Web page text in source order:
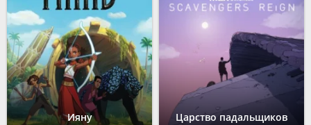
Ияну Царство падальщиков